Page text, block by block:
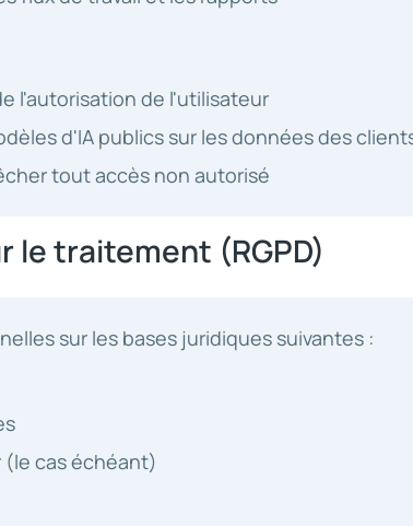
l'autorisation de l'utilisateur
d'IA publics sur les données des
tout accès non autorisé
le traitement (RGPD)
sur les bases juridiques suivantes :
cas échéant)